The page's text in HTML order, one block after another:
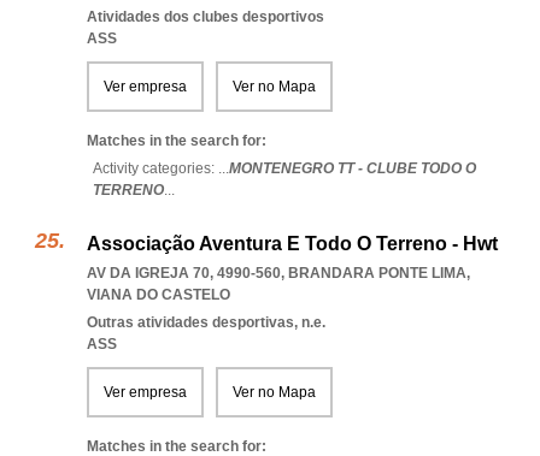
Atividades dos clubes desportivos
ASS
Ver empresa Ver no Mapa
Matches in the search for:
Activity categories: ...MONTENEGRO TT - CLUBE TODO O
TERRENO...
Associação Aventura E Todo O Terreno - Hwt
AV DA IGREJA 70, 4990-560, BRANDARA PONTE LIMA,
VIANA DO CASTELO
Outras atividades desportivas, n.e.
ASS
Ver empresa Ver no Mapa
Matches in the search for: